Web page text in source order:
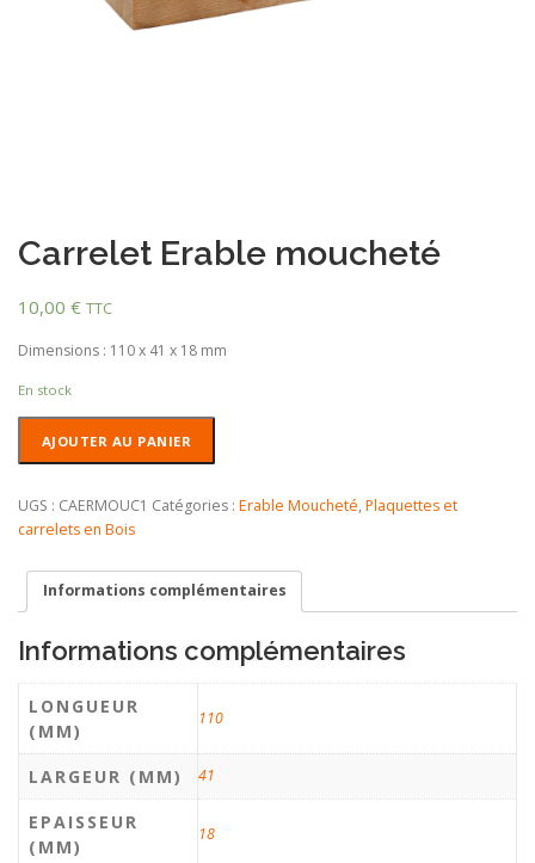
Carrelet Erable moucheté
10,00 € TTC
Dimensions : 110 x 41 x 18 mm
En stock
Erable
moucheté
AJOUTER AU PANIER
UGS : CAERMOUC1 Catégories : Erable Moucheté, Plaquettes et
carrelets en Bois
Informations complémentaires
Informations complémentaires
LONGUEUR
(MM)
110
LARGEUR (MM) 41
EPAISSEUR
(MM)
18